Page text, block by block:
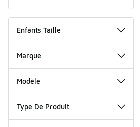
Enfants Taille
Marque
Modèle
Type De Produit